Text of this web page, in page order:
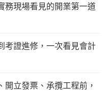
務現場看見的開業第一道
考證進修，一次看見會計
立發票、承攬工程前，